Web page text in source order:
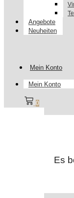
Angebote
Neuheiten
Mein Konto
Mein Konto
0
Es